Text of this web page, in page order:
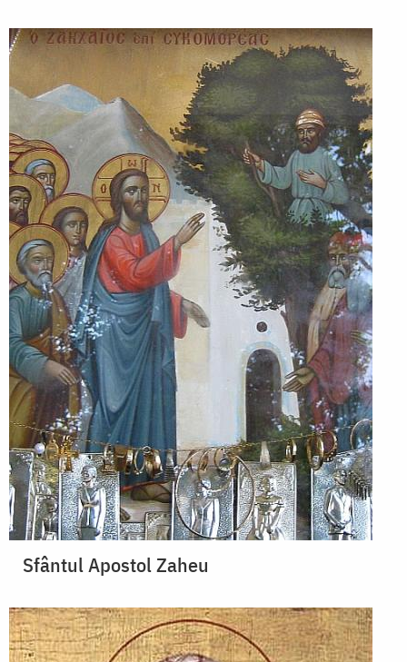
Sfântul Apostol Zaheu